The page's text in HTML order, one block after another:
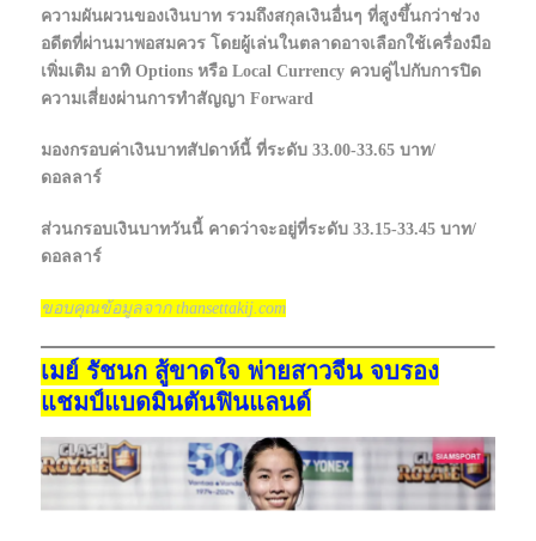
ความผันผวนของเงินบาท รวมถึงสกุลเงินอื่นๆ ที่สูงขึ้นกว่าช่วง
อดีตที่ผ่านมาพอสมควร โดยผู้เล่นในตลาดอาจเลือกใช้เครื่องมือ
เพิ่มเติม อาทิ Options หรือ Local Currency ควบคู่ไปกับการปิด
ความเสี่ยงผ่านการทำสัญญา Forward
มองกรอบค่าเงินบาทสัปดาห์นี้ ที่ระดับ 33.00-33.65 บาท/
ดอลลาร์
ส่วนกรอบเงินบาทวันนี้ คาดว่าจะอยู่ที่ระดับ 33.15-33.45 บาท/
ดอลลาร์
ขอบคุณข้อมูลจาก thansettakij.com
เมย์ รัชนก สู้ขาดใจ พ่ายสาวจีน จบรอง
แชมป์แบดมินตันฟินแลนด์